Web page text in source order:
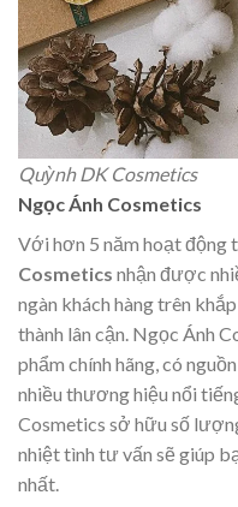
Quỳnh DK Cosmetics
Ngọc Ánh Cosmetics
Với hơn 5 năm hoạt động
Cosmetics nhận được
ngàn khách hàng trên
thành lân cận. Ngọc Ánh
phẩm chính hãng, có
nhiều thương hiệu nổi
Cosmetics sở hữu số
nhiệt tình tư vấn sẽ giúp
nhất.